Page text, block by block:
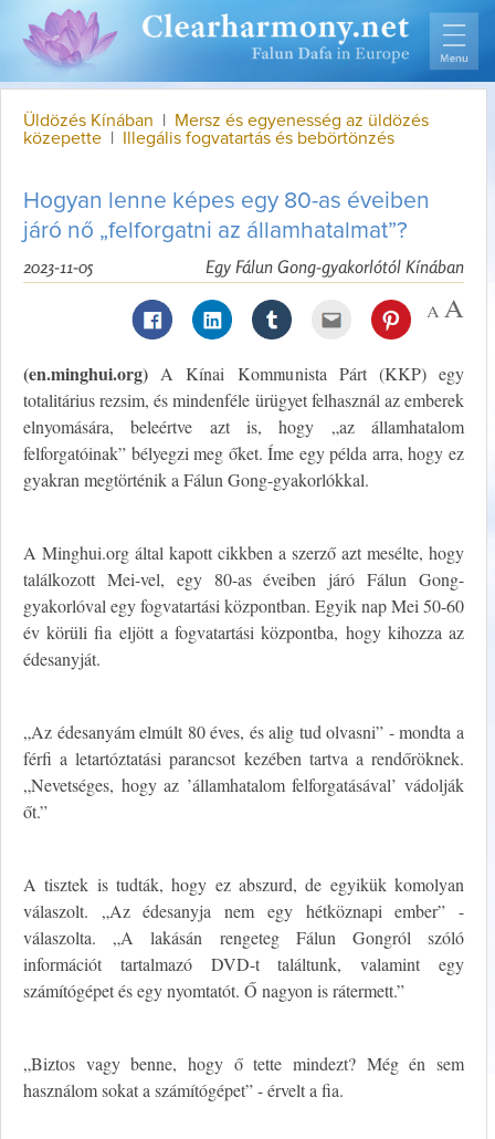
Üldözés Kínában
Mersz és egyenesség az üldözés
közepette
Illegális fogvatartás és bebörtönzés
Hogyan lenne képes egy 80-as éveiben
járó nő „felforgatni az államhatalmat”?
Egy Fálun Gong-gyakorlótól Kínában
2023-11-05
(en.minghui.org) A Kínai Kommunista Párt (KKP) egy
totalitárius rezsim, és mindenféle ürügyet felhasznál az emberek
elnyomására, beleértve azt is, hogy „az államhatalom
felforgatóinak” bélyegzi meg őket. Íme egy példa arra, hogy ez
gyakran megtörténik a Fálun Gong-gyakorlókkal.
A Minghui.org által kapott cikkben a szerző azt mesélte, hogy
találkozott Mei-vel, egy 80-as éveiben járó Fálun Gong-
gyakorlóval egy fogvatartási központban. Egyik nap Mei 50-60
év körüli fia eljött a fogvatartási központba, hogy kihozza az
édesanyját.
„Az édesanyám elmúlt 80 éves, és alig tud olvasni” - mondta a
férfi a letartóztatási parancsot kezében tartva a rendőröknek.
„Nevetséges, hogy az ’államhatalom felforgatásával’ vádolják
őt.”
A tisztek is tudták, hogy ez abszurd, de egyikük komolyan
válaszolt. „Az édesanyja nem egy hétköznapi ember” -
válaszolta. „A lakásán rengeteg Fálun Gongról szóló
információt tartalmazó DVD-t találtunk, valamint egy
számítógépet és egy nyomtatót. Ő nagyon is rátermett.”
„Biztos vagy benne, hogy ő tette mindezt? Még én sem
használom sokat a számítógépet” - érvelt a fia.